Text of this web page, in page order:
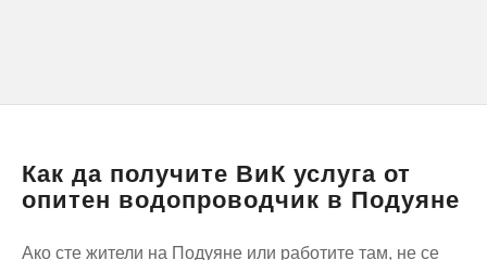
Как да получите ВиК услуга от
опитен водопроводчик в Подуяне
Ако сте жители на Подуяне или работите там, не се